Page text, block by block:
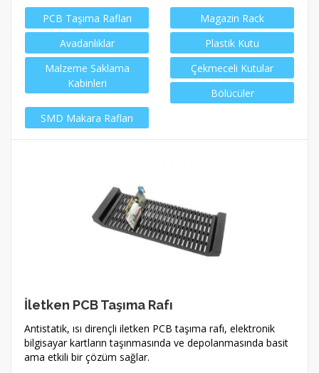
PCB Taşıma Rafları
Magazin Rack
Avadanlıklar
Plastik Kutu
Malzeme Saklama
Kabinleri
Çekmeceli Kutular
Bölücüler
SMD Makara Rafları
İletken PCB Taşıma Rafı
Antistatik, ısı dirençli iletken PCB taşıma rafı, elektronik
bilgisayar kartların taşınmasında ve depolanmasında basit
ama etkili bir çözüm sağlar.